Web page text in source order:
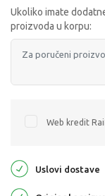
Ukoliko imate
proizvoda u korpu:
Web kredit
Uslovi dostave